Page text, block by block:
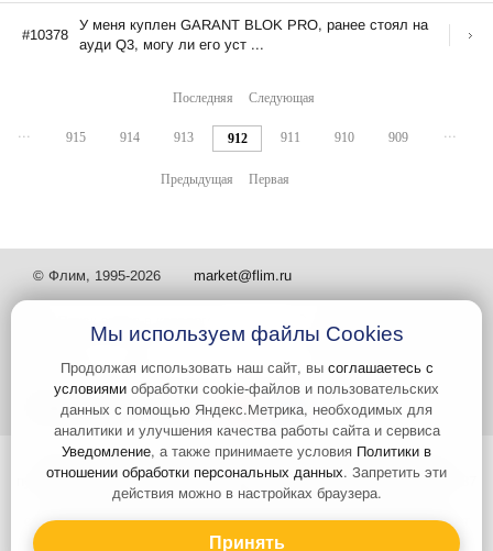
#10378
У меня куплен GARANT BLOK PRO, ранее стоял на
ауди Q3, могу ли его уст ...
Последняя Следующая
... 915 914 913 912 911 910 909 ...
Предыдущая Первая
© Флим, 1995-2026 market@flim.ru
Задать вопрос Контакты
Интернет-сайт носит информационный характер и не является
публичной офертой, которая определяется положениями статьи 437
Гражданского кодекса РФ. Информация о характеристиках и
стоимости товаров, указанных на сайте, условия доставки может
быть изменена в одностороннем порядке. Информация по ценам,
Мы используем файлы Cookies
Продолжая использовать наш сайт, вы соглашаетесь с
условиями обработки cookie-файлов и пользовательских
данных с помощью Яндекс.Метрика, необходимых для
аналитики и улучшения качества работы сайта и сервиса
Уведомление, а также принимаете условия Политики в
отношении обработки персональных данных. Запретить эти
действия можно в настройках браузера.
Принять